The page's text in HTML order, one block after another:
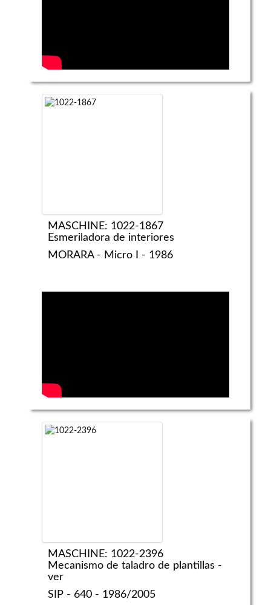
MASCHINE: 1022-1867
Esmeriladora de interiores
MORARA - Micro I - 1986
MASCHINE: 1022-2396
Mecanismo de taladro de plantillas -
ver
SIP - 640 - 1986/2005